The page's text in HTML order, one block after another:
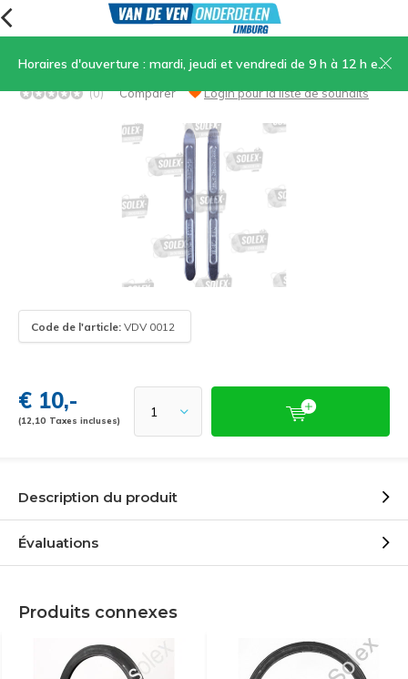
Horaires d'ouverture : mardi, jeudi et vendredi de 9 h à 12 h et de 13 h 30 à 17 h, samedi de 9 h à 12 h
Démonte-pneu 25 cm de long par 2 pièces
(0) Comparer Login pour la liste de souhaits
Code de l'article: VDV 0012
€ 10,-
(12,10 Taxes incluses)
Description du produit
Évaluations
Produits connexes